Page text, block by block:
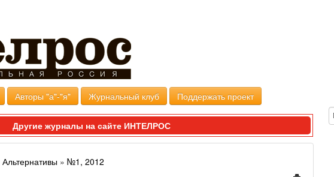
Авторы "а"-"я" Журнальный клуб Поддержать проект
Другие журналы на сайте ИНТЕЛРОС
Альтернативы » №1, 2012